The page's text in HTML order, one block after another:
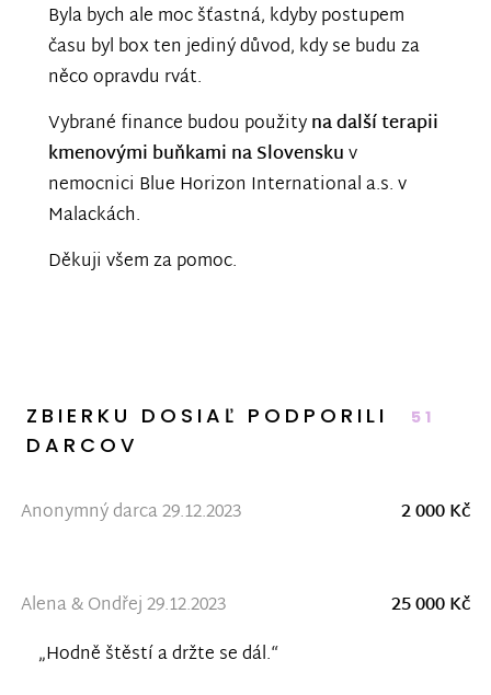
Byla bych ale moc šťastná, kdyby postupem
času byl box ten jediný důvod, kdy se budu za
něco opravdu rvát.
Vybrané finance budou použityna další terapii
kmenovými buňkami na Slovenskuv
nemocnici Blue Horizon International a.s. v
Malackách.
Děkuji všem za pomoc.
ZBIERKU DOSIAĽ PODPORILI 51
DARCOV
Anonymný darca 29.12.2023 2 000 Kč
Alena & Ondřej 29.12.2023
25 000 Kč
„Hodně štěstí a držte se dál.“